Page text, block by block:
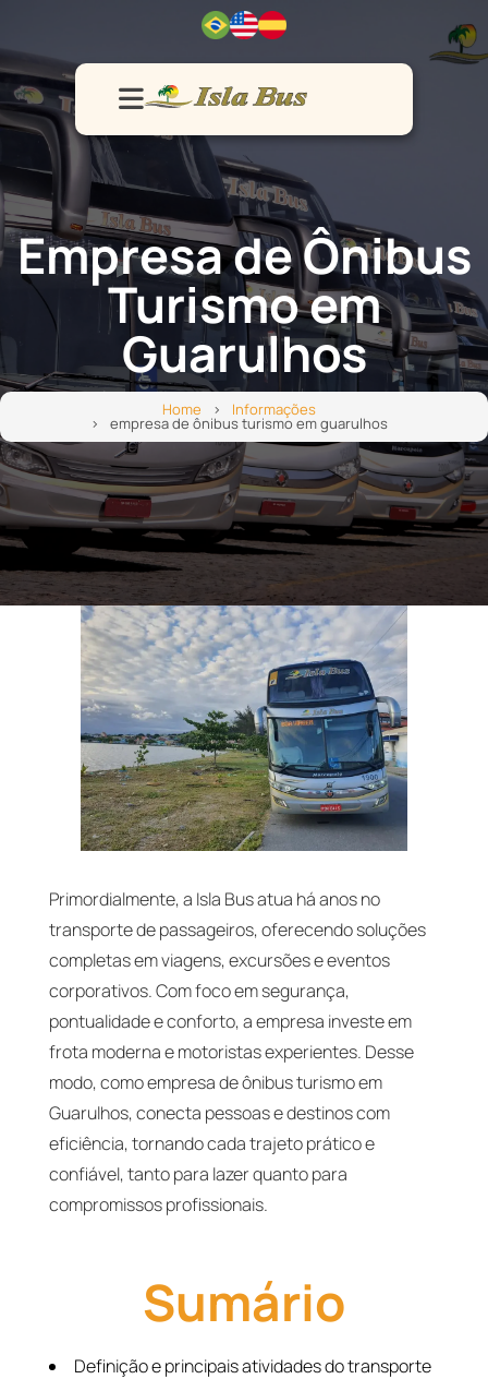
Home
Frota
Vendas
Serviços
Contato
Empresa de Ônibus
Turismo em
Guarulhos
Home Informações
empresa de ônibus turismo em guarulhos
Primordialmente, a Isla Bus atua há anos no
transporte de passageiros, oferecendo soluções
completas em viagens, excursões e eventos
corporativos. Com foco em segurança,
pontualidade e conforto, a empresa investe em
frota moderna e motoristas experientes. Desse
modo, como empresa de ônibus turismo em
Guarulhos, conecta pessoas e destinos com
eficiência, tornando cada trajeto prático e
confiável, tanto para lazer quanto para
compromissos profissionais.
Sumário
Definição e principais atividades do transporte